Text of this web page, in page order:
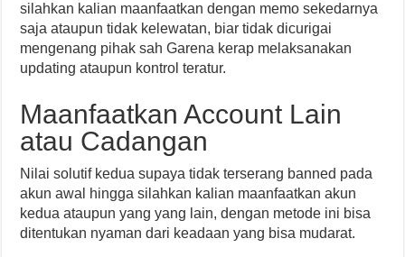
silahkan kalian maanfaatkan dengan memo sekedarnya
saja ataupun tidak kelewatan, biar tidak dicurigai
mengenang pihak sah Garena kerap melaksanakan
updating ataupun kontrol teratur.
Maanfaatkan Account Lain
atau Cadangan
Nilai solutif kedua supaya tidak terserang banned pada
akun awal hingga silahkan kalian maanfaatkan akun
kedua ataupun yang yang lain, dengan metode ini bisa
ditentukan nyaman dari keadaan yang bisa mudarat.